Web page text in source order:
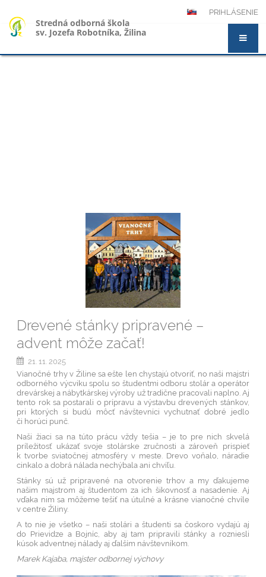
PRIHLÁSENIE
Stredná odborná škola
sv. Jozefa Robotníka, Žilina
Drevené stánky pripravené –
advent môže začať!
21. 11. 2025
Vianočné trhy v Žiline sa ešte len chystajú otvoriť, no naši majstri
odborného výcviku spolu so študentmi odboru stolár a operátor
drevárskej a nábytkárskej výroby už tradične pracovali naplno. Aj
tento rok sa postarali o prípravu a výstavbu drevených stánkov,
pri ktorých si budú môcť návštevníci vychutnať dobré jedlo
či horúci punč.
Naši žiaci sa na túto prácu vždy tešia – je to pre nich skvelá
príležitosť ukázať svoje stolárske zručnosti a zároveň prispieť
k tvorbe sviatočnej atmosféry v meste. Drevo voňalo, náradie
cinkalo a dobrá nálada nechýbala ani chvíľu.
Stánky sú už pripravené na otvorenie trhov a my ďakujeme
našim majstrom aj študentom za ich šikovnosť a nasadenie. Aj
vďaka nim sa môžeme tešiť na útulné a krásne vianočné chvíle
v centre Žiliny.
A to nie je všetko – naši stolári a študenti sa čoskoro vydajú aj
do Prievidze a Bojníc, aby aj tam pripravili stánky a rozniesli
kúsok adventnej nálady aj ďalším návštevníkom.
Marek Kajaba, majster odbornej výchovy